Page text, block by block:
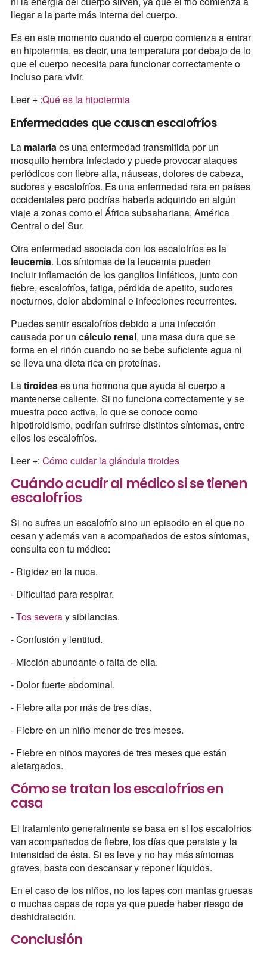
llegar a la parte más interna del cuerpo.
Es en este momento cuando el cuerpo comienza a entrar
en hipotermia, es decir, una temperatura por debajo de lo
que el cuerpo necesita para funcionar correctamente o
incluso para vivir.
Leer + :Qué es la hipotermia
Enfermedades que causan escalofríos
La malariaes una enfermedad transmitida por un
mosquito hembra infectado y puede provocar ataques
periódicos con fiebre alta, náuseas, dolores de cabeza,
sudores y escalofríos. Es una enfermedad rara en países
occidentales pero podrías haberla adquirido en algún
viaje a zonas como el África subsahariana, América
Central o del Sur.
Otra enfermedad asociada con los escalofríos es la
leucemia. Los síntomas de la leucemia pueden
incluir inflamación de los ganglios linfáticos, junto con
fiebre, escalofríos, fatiga, pérdida de apetito, sudores
nocturnos, dolor abdominal e infecciones recurrentes.
Puedes sentir escalofríos debido a una infección
causada por un cálculo renal, una masa dura que se
forma en el riñón cuando no se bebe suficiente agua ni
se lleva una dieta rica en proteínas.
Latiroideses una hormona que ayuda al cuerpo a
mantenerse caliente. Si no funciona correctamente y se
muestra poco activa, lo que se conoce como
hipotiroidismo, podrían sufrirse distintos síntomas, entre
ellos los escalofríos.
Leer +: Cómo cuidar la glándula tiroides
Cuándo acudir al médico si se tienen
escalofríos
Si no sufres un escalofrío sino un episodio en el que no
cesan y además van a acompañados de estos síntomas,
consulta con tu médico:
- Rigidez en la nuca.
- Dificultad para respirar.
-Tos severay sibilancias.
- Confusión y lentitud.
- Micción abundante o falta de ella.
- Dolor fuerte abdominal.
- Fiebre alta por más de tres días.
- Fiebre en un niño menor de tres meses.
- Fiebre en niños mayores de tres meses que están
aletargados.
Cómo se tratan los escalofríos en
casa
El tratamiento generalmente se basa en si los escalofríos
van acompañados de fiebre, los días que persiste y la
intensidad de ésta. Si es leve y no hay más síntomas
graves, basta con descansar y reponer líquidos.
En el caso de los niños, no los tapes con mantas gruesas
o muchas capas de ropa ya que puede haber riesgo de
deshidratación.
Conclusión